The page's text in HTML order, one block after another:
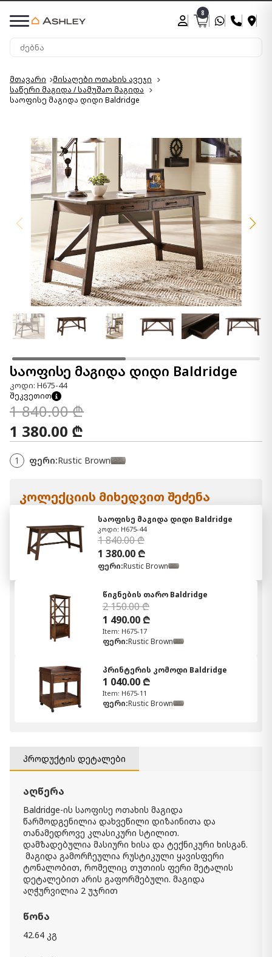
8
მთავარი
მისაღები ოთახის ავეჯი
საწერი მაგიდა / სამუშაო მაგიდა
საოფისე მაგიდა დიდი Baldridge
საოფისე მაგიდა დიდი Baldridge
კოდი: H675-44
შეკვეთით
1 840.00 ₾
1 380.00 ₾
1 ფერი:Rustic Brown
კოლექციის მიხედვით შეძენა
საოფისე მაგიდა დიდი Baldridge
კოდი: H675-44
1 840.00 ₾
1 380.00 ₾
ფერი:Rustic Brown
წიგნების თარო Baldridge
2 150.00 ₾
1 490.00 ₾
Item: H675-17
ფერი:Rustic Brown
პრინტერის კომოდი Baldridge
1 040.00 ₾
Item: H675-11
ფერი:Rustic Brown
პროდუქტის დეტალები
აღწერა
Baldridge-ის საოფისე ოთახის მაგიდა
წარმოდგენილია დახვეწილი დიზაინითა და
თანამედროვე კლასიკური სტილით.
დამზადებულია მასიური ხისა და ტექნიკური ხისგან.
მაგიდა გამორჩეულია რუსტიკული ყავისფერი
ტონალობით, რომელიც თუთიის ფერი მეტალის
დეტალებით არის გაფორმებული. მაგიდა
აღჭურვილია 2 უჯრით
წონა
42.64 კგ